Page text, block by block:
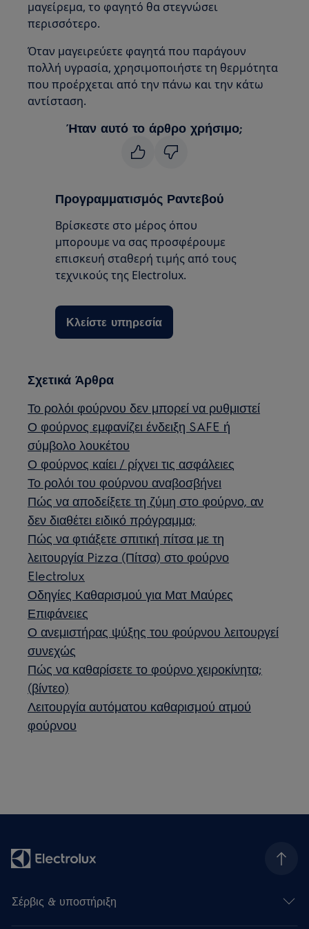
μαγείρεμα, το φαγητό θα στεγνώσει
περισσότερο.
Όταν μαγειρεύετε φαγητά που παράγουν
πολλή υγρασία, χρησιμοποιήστε τη θερμότητα
που προέρχεται από την πάνω και την κάτω
αντίσταση.
Ήταν αυτό το άρθρο χρήσιμο;
Προγραμματισμός Ραντεβού
Βρίσκεστε στο μέρος όπου
μπορουμε να σας προσφέρουμε
επισκευή σταθερή τιμής από τους
τεχνικούς της Electrolux.
Κλείστε υπηρεσία
Σχετικά Άρθρα
Το ρολόι φούρνου δεν μπορεί να ρυθμιστεί
Ο φούρνος εμφανίζει ένδειξη SAFE ή
σύμβολο λουκέτου
Ο φούρνος καίει / ρίχνει τις ασφάλειες
Το ρολόι του φούρνου αναβοσβήνει
Πώς να αποδείξετε τη ζύμη στο φούρνο, αν
δεν διαθέτει ειδικό πρόγραμμα;
Πώς να φτιάξετε σπιτική πίτσα με τη
λειτουργία Pizza (Πίτσα) στο φούρνο
Electrolux
Οδηγίες Καθαρισμού για Ματ Μαύρες
Επιφάνειες
Ο ανεμιστήρας ψύξης του φούρνου λειτουργεί
συνεχώς
Πώς να καθαρίσετε το φούρνο χειροκίνητα;
(βίντεο)
Λειτουργία αυτόματου καθαρισμού ατμού
φούρνου
Σέρβις & υποστήριξη